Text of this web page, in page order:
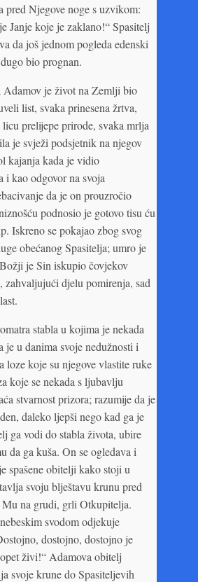
pred Njegove noge s uzvikom:
Janje koje je zaklano!“ Spasitelj
da još jednom pogleda edenski
bio prognan.
je život na Zemlji bio
list, svaka prinesena žrtva,
licu prelijepe prirode, svaka mrlja
je svježi podsjetnik na njegov
kajanja kada je vidio
i kao odgovor na svoja
da je on prouzročio
podnosio je gotovo tisu ću
Iskreno se pokajao zbog svog
obećanog Spasitelja; umro je
je Sin iskupio čovjekov
zahvaljujući djelu pomirenja, sad
stabla u kojima je nekada
je u danima svoje nedužnosti i
loze koje su njegove vlastite ruke
koje se nekada s ljubavlju
stvarnost prizora; razumije da je
daleko ljepši nego kad ga je
ga vodi do stabla života, ubire
da ga kuša. On se ogledava i
spašene obitelji kako stoji u
svoju blještavu krunu pred
Mu na grudi, grli Otkupitelja.
svodom odjekuje
dostojno, dostojno je
živi!“ Adamova obitelj
svoje krune do Spasiteljevih